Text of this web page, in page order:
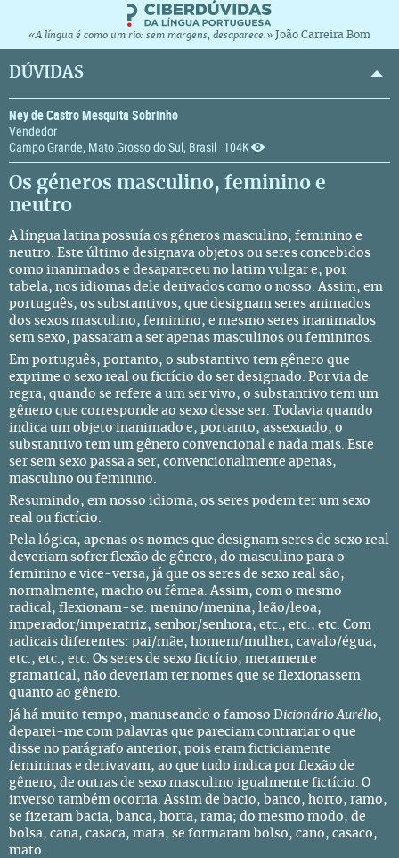
«A língua é como um rio: sem margens, desaparece.» João Carreira Bom
DÚVIDAS
Ney de Castro Mesquita Sobrinho
Vendedor
Campo Grande, Mato Grosso do Sul, Brasil
104K
Os géneros masculino, feminino e
neutro
A língua latina possuía os gêneros masculino, feminino e
neutro. Este último designava objetos ou seres concebidos
como inanimados e desapareceu no latim vulgar e, por
tabela, nos idiomas dele derivados como o nosso. Assim, em
português, os substantivos, que designam seres animados
dos sexos masculino, feminino, e mesmo seres inanimados
sem sexo, passaram a ser apenas masculinos ou femininos.
Em português, portanto, o substantivo tem gênero que
exprime o sexo real ou fictício do ser designado. Por via de
regra, quando se refere a um ser vivo, o substantivo tem um
gênero que corresponde ao sexo desse ser. Todavia quando
indica um objeto inanimado e, portanto, assexuado, o
substantivo tem um gênero convencional e nada mais. Este
ser sem sexo passa a ser, convencionalmente apenas,
masculino ou feminino.
Resumindo, em nosso idioma, os seres podem ter um sexo
real ou fictício.
Pela lógica, apenas os nomes que designam seres de sexo real
deveriam sofrer flexão de gênero, do masculino para o
feminino e vice-versa, já que os seres de sexo real são,
normalmente, macho ou fêmea. Assim, com o mesmo
radical, flexionam-se: menino/menina, leão/leoa,
imperador/imperatriz, senhor/senhora, etc., etc., etc. Com
radicais diferentes: pai/mãe, homem/mulher, cavalo/égua,
etc., etc., etc. Os seres de sexo fictício, meramente
gramatical, não deveriam ter nomes que se flexionassem
quanto ao gênero.
Já há muito tempo, manuseando o famoso Dicionário Aurélio,
deparei-me com palavras que pareciam contrariar o que
disse no parágrafo anterior, pois eram ficticiamente
femininas e derivavam, ao que tudo indica por flexão de
gênero, de outras de sexo masculino igualmente fictício. O
inverso também ocorria. Assim de bacio, banco, horto, ramo,
se fizeram bacia, banca, horta, rama; do mesmo modo, de
bolsa, cana, casaca, mata, se formaram bolso, cano, casaco,
mato.